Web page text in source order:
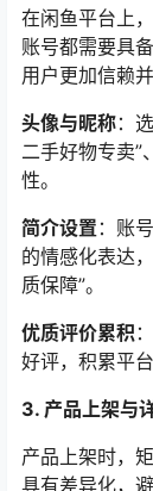
在闲鱼平台上
账号都需要具
用户更加信赖
头像与昵称：
二手好物专卖”
性。
简介设置 ：账
的情感化表达
质保障”。
优质评价累积
好评，积累平
3. 产品上架与
产品上架时，
具有差异化，